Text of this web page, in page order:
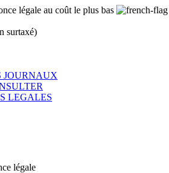
légale au coût le plus bas
surtaxé)
JOURNAUX
LEGALES
légale